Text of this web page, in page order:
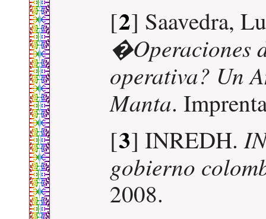
[2] Saavedra,
�Operaciones
operativa? Un
Manta.
[3] INREDH.
gobierno
2008.